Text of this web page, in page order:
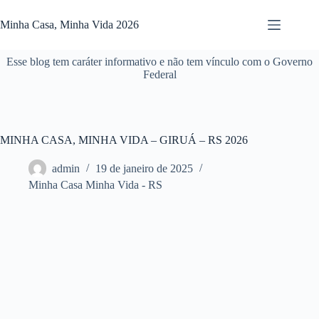
para
o
Minha Casa, Minha Vida 2026
Esse blog tem caráter informativo e não tem vínculo com o Governo
Federal
MINHA CASA, MINHA VIDA – GIRUÁ – RS 2026
admin
19 de janeiro de 2025
Minha Casa Minha Vida - RS